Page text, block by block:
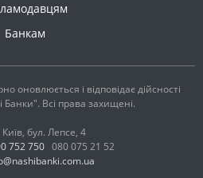
Банкам
оновлюється і відповідає дійсності
Всі права захищені.
бул. Лепсе, 4
752 750 080 075 21 52